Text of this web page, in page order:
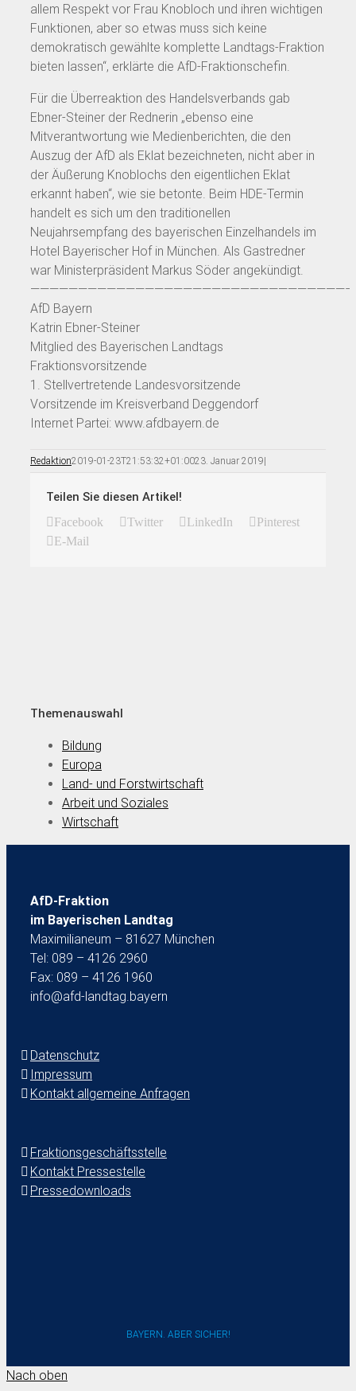
allem Respekt vor Frau Knobloch und ihren wichtigen
Funktionen, aber so etwas muss sich keine
demokratisch gewählte komplette Landtags-Fraktion
bieten lassen“, erklärte die AfD-Fraktionschefin.
Für die Überreaktion des Handelsverbands gab
Ebner-Steiner der Rednerin „ebenso eine
Mitverantwortung wie Medienberichten, die den
Auszug der AfD als Eklat bezeichneten, nicht aber in
der Äußerung Knoblochs den eigentlichen Eklat
erkannt haben“, wie sie betonte. Beim HDE-Termin
handelt es sich um den traditionellen
Neujahrsempfang des bayerischen Einzelhandels im
Hotel Bayerischer Hof in München. Als Gastredner
war Ministerpräsident Markus Söder angekündigt.
—————————————————————————————————–
AfD Bayern
Katrin Ebner-Steiner
Mitglied des Bayerischen Landtags
Fraktionsvorsitzende
1. Stellvertretende Landesvorsitzende
Vorsitzende im Kreisverband Deggendorf
Internet Partei: www.afdbayern.de
Redaktion2019-01-23T21:53:32+01:0023. Januar 2019|
Teilen Sie diesen Artikel!
Facebook Twitter LinkedIn
Pinterest
E-Mail
Themenauswahl
Bildung
Europa
Land- und Forstwirtschaft
Arbeit und Soziales
Wirtschaft
AfD-Fraktion
im Bayerischen Landtag
Maximilianeum – 81627 München
Tel: 089 – 4126 2960
Fax: 089 – 4126 1960
info@afd-landtag.bayern
Datenschutz
Impressum
Kontakt allgemeine Anfragen
Fraktionsgeschäftsstelle
Kontakt Pressestelle
Pressedownloads
BAYERN. ABER SICHER!
Nach oben